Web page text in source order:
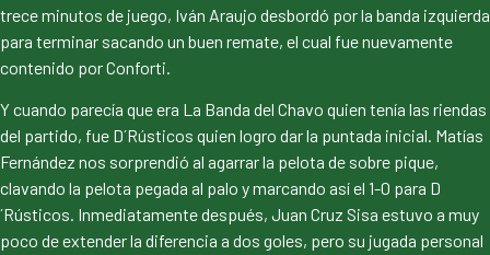
trece minutos de juego, Iván Araujo desbordó por la banda izquierda
para terminar sacando un buen remate, el cual fue nuevamente
contenido por Conforti.
Y cuando parecía que era La Banda del Chavo quien tenía las riendas
del partido, fue D´Rústicos quien logro dar la puntada inicial. Matías
Fernández nos sorprendió al agarrar la pelota de sobre pique,
clavando la pelota pegada al palo y marcando así el 1-0 para D
´Rústicos. Inmediatamente después, Juan Cruz Sisa estuvo a muy
poco de extender la diferencia a dos goles, pero su jugada personal